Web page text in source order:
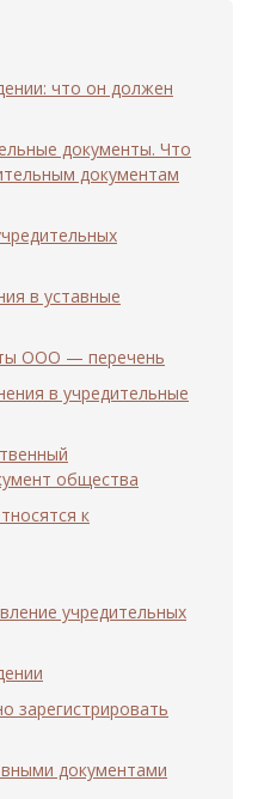
что он должен
документы. Что
документам
в уставные
ООО — перечень
в учредительные
общества
к
учредительных
зарегистрировать
документами